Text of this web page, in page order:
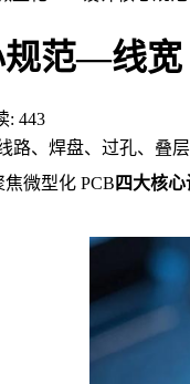
范—线宽
: 443
路、焊盘、过孔、叠
微型化 PCB 四大核